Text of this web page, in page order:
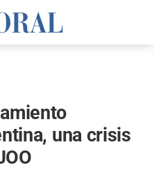
una crisis